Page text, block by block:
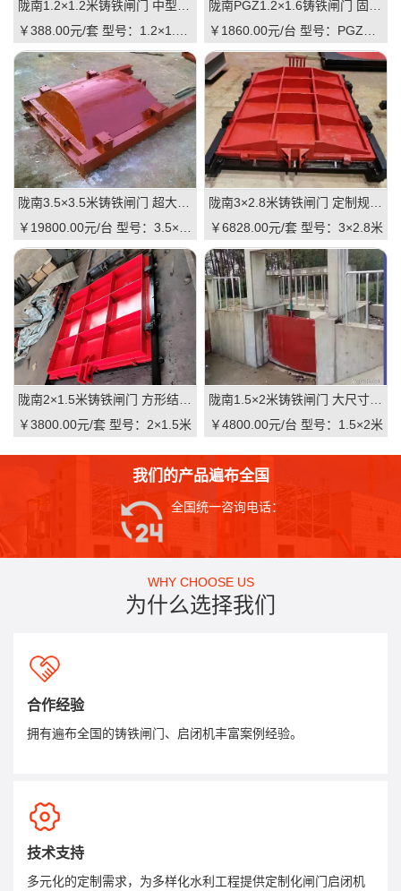
￥388.00元/套 型号：1.2×1.2米
￥1860.00元/台 型号：PGZ1.2×1.6m
￥19800.00元/台 型号：3.5×3.5米
￥6828.00元/套 型号：3×2.8米
￥3800.00元/套 型号：2×1.5米
￥4800.00元/台 型号：1.5×2米
我们的产品遍布全国
全国统一咨询电话：
WHY CHOOSE US
为什么选择我们
合作经验
拥有遍布全国的铸铁闸门、启闭机丰富案例经验。
技术支持
多元化的定制需求，为多样化水利工程提供定制化闸门启闭机